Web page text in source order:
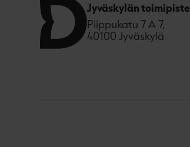
Jyväskylän toimipiste
Piippukatu 7 A 7,
40100 Jyväskylä